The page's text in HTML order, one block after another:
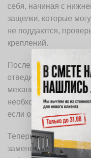
себя, начиная с
защелки, которые
не поддаются,
креплений.
После того как
отведите ее в
механизмы,
необходимость,
если они присутствуют.
Теперь обшивка
заменой механизма